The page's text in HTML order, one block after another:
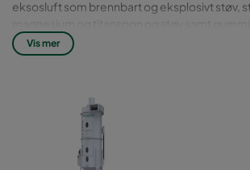
eksosluft som brennbart og eksplosivt støv,
fibre, lo og tekstilstøv eller klebrig pulver.
eller skummer over overflaten av
er vann. Noe av væsken strømmer gjennom
voretex-sonen, som skaper turbulens og
fine dråper. Dette resulterer i at
Vis mer